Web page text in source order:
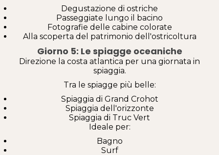
Degustazione di ostriche
Passeggiate lungo il bacino
Fotografie delle cabine colorate
Alla scoperta del patrimonio dell'ostricoltura
Giorno 5: Le spiagge oceaniche
Direzione la costa atlantica per una giornata in
spiaggia.
Tra le spiagge più belle:
Spiaggia di Grand Crohot
Spiaggia dell'orizzonte
Spiaggia di Truc Vert
Ideale per:
Bagno
Surf